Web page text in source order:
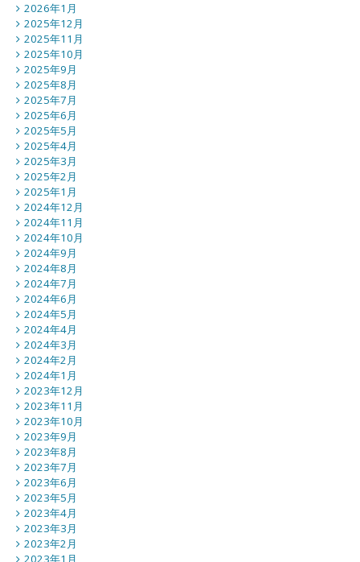
2026年1月
2025年12月
2025年11月
2025年10月
2025年9月
2025年8月
2025年7月
2025年6月
2025年5月
2025年4月
2025年3月
2025年2月
2025年1月
2024年12月
2024年11月
2024年10月
2024年9月
2024年8月
2024年7月
2024年6月
2024年5月
2024年4月
2024年3月
2024年2月
2024年1月
2023年12月
2023年11月
2023年10月
2023年9月
2023年8月
2023年7月
2023年6月
2023年5月
2023年4月
2023年3月
2023年2月
2023年1月